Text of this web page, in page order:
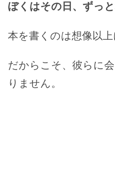
ぼくはその日、ずっと
本を書くのは想像以上
だからこそ、彼らに
りません。